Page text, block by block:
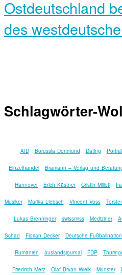
Ostdeutschland
des
Schlagwörter-
AfD Borussia Dortmund Dating
Einzelhandel Bramann – Verlag und
Hannover Erich Kästner Cristin Milioti
Musiker Marika Liebsch Vincent Voss
Lukas Brenninger swissmiss Mediziner
Schad Florian Decker Deutsche
Rumänien auslandsjournal FDP
Friedrich Merz Olaf Bryan Wielk Münster